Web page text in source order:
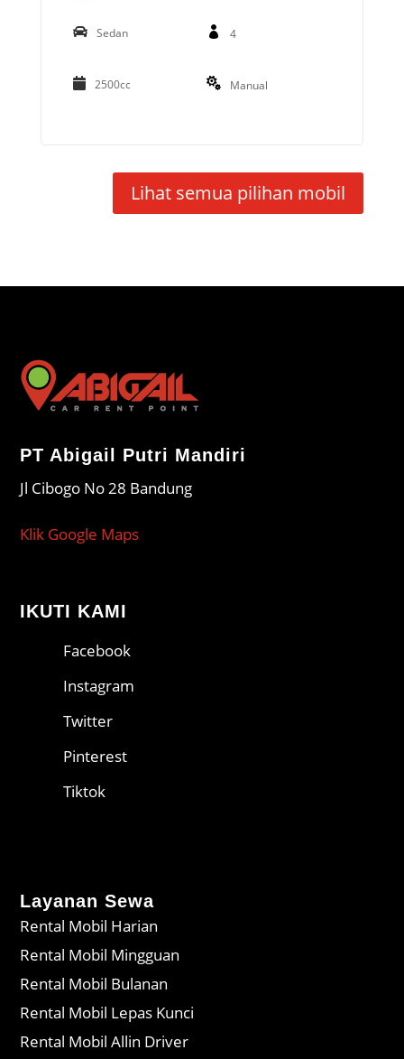
Sedan 4
2500cc Manual
Lihat semua pilihan mobil
PT Abigail Putri Mandiri
Jl Cibogo No 28 Bandung
Klik Google Maps
IKUTI KAMI
Facebook
Instagram
Twitter
Pinterest
Tiktok
Layanan Sewa
Rental Mobil Harian
Rental Mobil Mingguan
Rental Mobil Bulanan
Rental Mobil Lepas Kunci
Rental Mobil Allin Driver